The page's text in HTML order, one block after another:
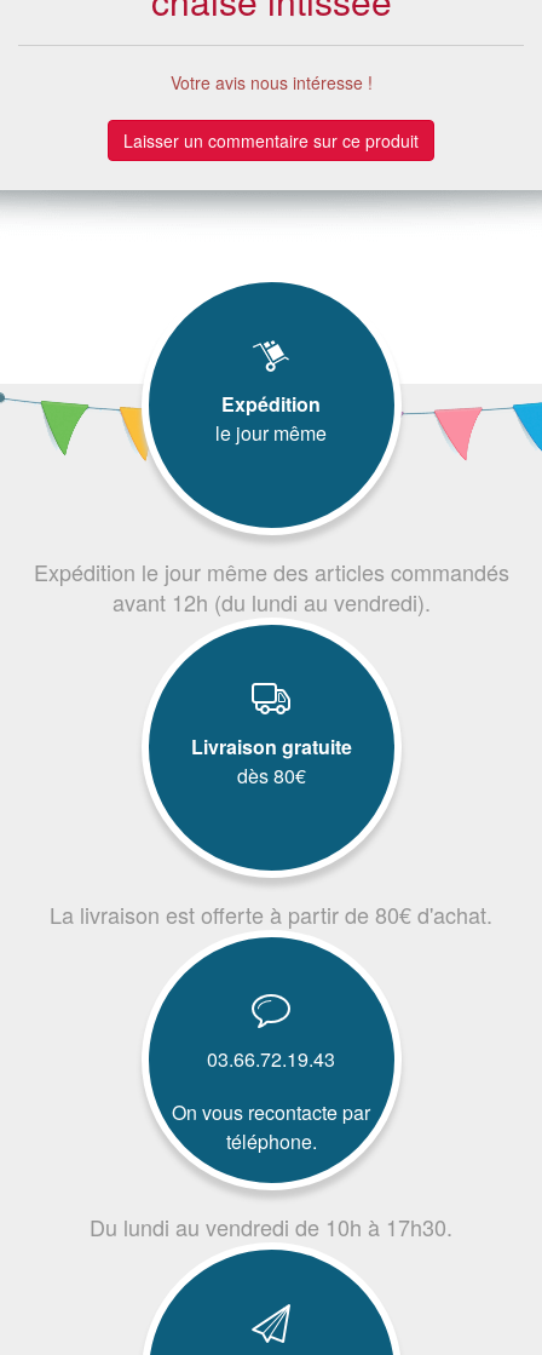
Votre avis nous intéresse !
Laisser un commentaire sur ce produit
Expédition
le jour même
Expédition le jour même des articles commandés
avant 12h (du lundi au vendredi).
Livraison gratuite
dès 80€
La livraison est offerte à partir de 80€ d'achat.
03.66.72.19.43
On vous recontacte par
téléphone.
Du lundi au vendredi de 10h à 17h30.